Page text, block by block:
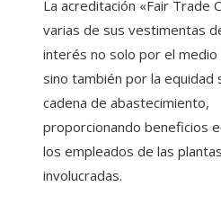
La acreditación «Fair Trade
varias de sus vestimentas
interés no solo por el medio
sino también por la equidad
cadena de abastecimiento,
proporcionando beneficios
los empleados de las plantas
involucradas.